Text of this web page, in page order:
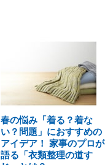
春の悩み「着る？着な
い？問題」におすすめの
アイデア！ 家事のプロが
語る「衣類整理の道す